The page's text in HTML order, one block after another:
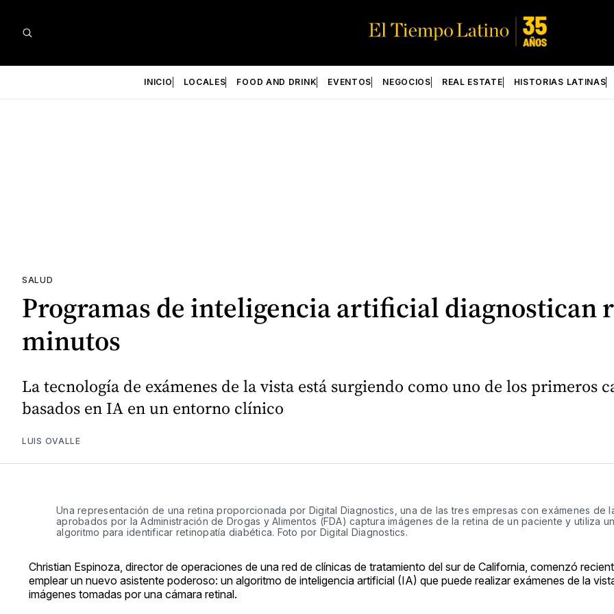
INICIO LOCALES FOOD AND DRINK EVENTOS NEGOCIOS REAL ESTATE HISTORIAS LATINAS
SALUD
Programas de inteligencia artificial diagnostican
minutos
La tecnología de exámenes de la vista está surgiendo como uno de los primeros
basados en IA en un entorno clínico
LUIS OVALLE
Una representación de una retina proporcionada por Digital Diagnostics, una de las tres empresas con exámenes de
aprobados por la Administración de Drogas y Alimentos (FDA) captura imágenes de la retina de un paciente y utiliza un
algoritmo para identificar retinopatía diabética. Foto por Digital Diagnostics.
Christian Espinoza, director de operaciones de una red de clínicas de tratamiento del sur de California, comenzó
emplear un nuevo asistente poderoso: un algoritmo de inteligencia artificial (IA) que puede realizar exámenes de la
imágenes tomadas por una cámara retinal.